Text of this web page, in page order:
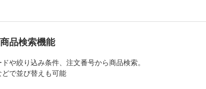
商品検索機能
ドや絞り込み条件、注文番号から商品検索。
どで並び替えも可能